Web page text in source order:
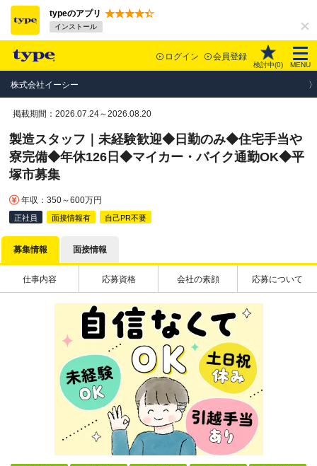
typeのアプリ
インストール
ログイン 会員登録
検討中(0) MENU
株式会社イーシー
掲載期間：2026.07.24～2026.08.20
製造スタッフ｜未経験歓迎◆日勤のみ◆住宅手当や
寮完備◆年休126日◆マイカー・バイク通勤OK◆平
塚市募集
年収：350～600万円
正社員 面接情報有 自己PR不要
募集情報 面接情報
仕事内容 応募資格 会社の素顔 応募について